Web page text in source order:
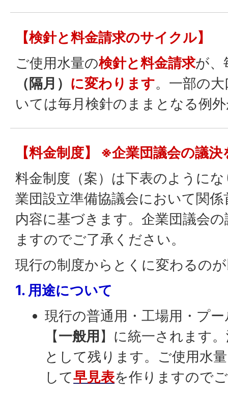
【検針と料金請求のサイクル】
ご使用水量の検針と料金請求が
（隔月） に変わります。一部の
いては毎月検針のままとなる例
【料金制度】 ※企業団議会の議
料金制度（案）は下表のように
業団設立準備協議会において関
内容に基づきます。企業団議会
ますのでご了承ください。
現行の制度からとくに変わるの
1. 用途について
現行の普通用・工場用・プ
【一般用 】に統一されます
として残ります。ご使用水
して早見表を作りますので